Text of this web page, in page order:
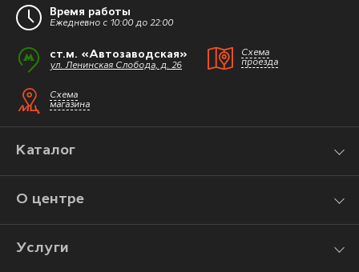
Время работы
Ежедневно с 10:00 до 22:00
ст.м. «Автозаводская»
ул. Ленинская Слобода, д. 26
Схема
проезда
Схема
магазина
Каталог
О центре
Услуги